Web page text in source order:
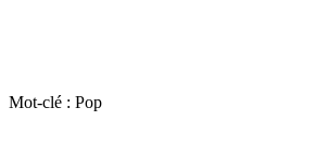
Mot-clé : Pop